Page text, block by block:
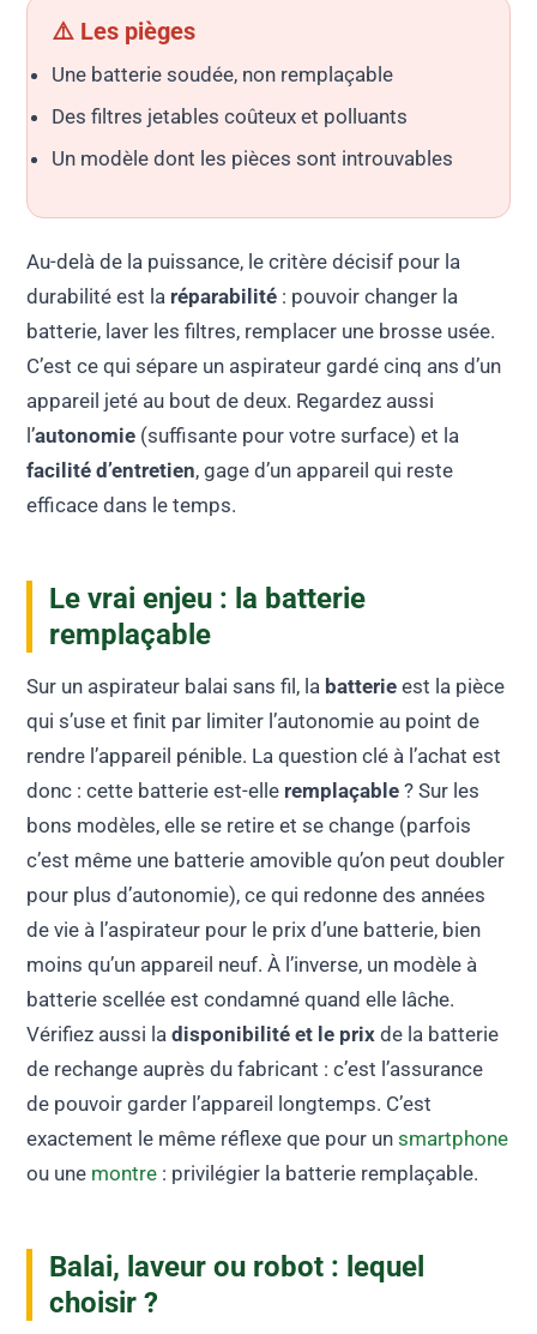
⚠️ Les pièges
Une batterie soudée, non remplaçable
Des filtres jetables coûteux et polluants
Un modèle dont les pièces sont introuvables
Au-delà de la puissance, le critère décisif pour la
durabilité est la réparabilité : pouvoir changer la
batterie, laver les filtres, remplacer une brosse usée.
C’est ce qui sépare un aspirateur gardé cinq ans d’un
appareil jeté au bout de deux. Regardez aussi
l’autonomie (suffisante pour votre surface) et la
facilité d’entretien, gage d’un appareil qui reste
efficace dans le temps.
Le vrai enjeu : la batterie
remplaçable
Sur un aspirateur balai sans fil, la batterie est la pièce
qui s’use et finit par limiter l’autonomie au point de
rendre l’appareil pénible. La question clé à l’achat est
donc : cette batterie est-elle remplaçable ? Sur les
bons modèles, elle se retire et se change (parfois
c’est même une batterie amovible qu’on peut doubler
pour plus d’autonomie), ce qui redonne des années
de vie à l’aspirateur pour le prix d’une batterie, bien
moins qu’un appareil neuf. À l’inverse, un modèle à
batterie scellée est condamné quand elle lâche.
Vérifiez aussi ladisponibilité et le prix de la batterie
de rechange auprès du fabricant : c’est l’assurance
de pouvoir garder l’appareil longtemps. C’est
exactement le même réflexe que pour unsmartphone
ou une montre : privilégier la batterie remplaçable.
Balai, laveur ou robot : lequel
choisir ?